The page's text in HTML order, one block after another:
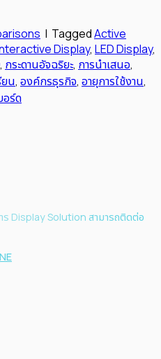
| TaggedActive
Display, LED Display,
, กระดานอัจฉริยะ, การนำเสนอ,
ยน, องค์กรธุรกิจ, อายุการใช้งาน,
อร์ด
ร Display Solution สามารถติดต่อ